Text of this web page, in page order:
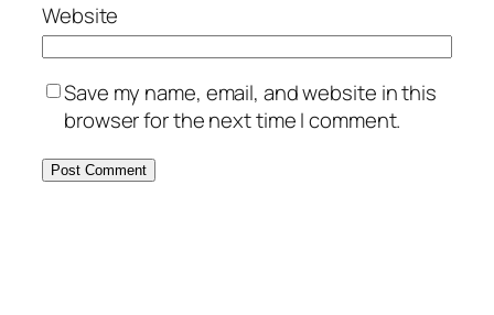
Website
Save my name, email, and website in this
browser for the next time I comment.